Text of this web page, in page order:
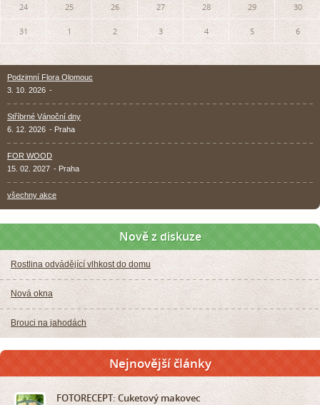
24 25 26 27 28 29 30
31 1 2 3 4 5 6
Podzimní Flora Olomouc
3. 10. 2026 -
Stříbrné Vánoční dny
6. 12. 2026 - Praha
FOR WOOD
15. 02. 2027 - Praha
všechny akce
Nově z diskuze
Rostlina odvádějící vlhkost do domu
Nová okna
Brouci na jahodách
Nejnovější články
FOTORECEPT: Cuketový makovec